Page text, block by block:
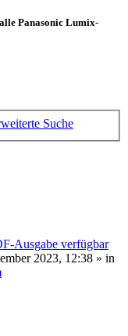
Panasonic Lumix-
Suche
Ausgabe verfügbar
2023, 12:38 » in